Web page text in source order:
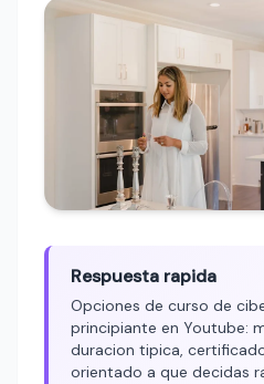
Respuesta rapida
Opciones de curso de
principiante en Youtube:
duracion tipica,
orientado a que decidas